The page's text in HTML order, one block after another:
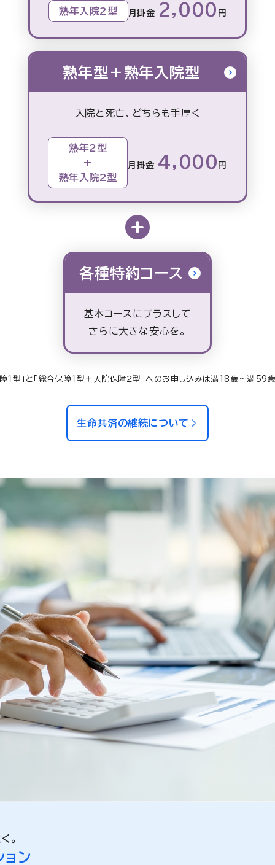
熟年入院2型 月掛金 2,000 円
熟年型＋熟年入院型
入院と死亡、どちらも手厚く
熟年2型
+
熟年入院2型
月掛金 4,000 円
各種特約コース
基本コースにプラスして
さらに大きな安心を。
１型」と「総合保障１型＋入院保障２型」へのお申し込みは満18歳～満59
生命共済の継続について
。
ョン